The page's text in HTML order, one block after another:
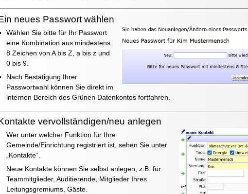
neues Passwort wählen
Wählen Sie bitte für Ihr Passwort
eine Kombination aus mindestens
8 Zeichen von A bis Z, a bis z und
0 bis 9.
Nach Bestätigung Ihrer
Passwortwahl können Sie direkt im
internen Bereich des Grünen Datenkontos fortfahren.
vervollständigen/neu anlegen
Wer unter welcher Funktion für Ihre
Gemeinde/Einrichtung registriert ist, sehen Sie unter
„Kontakte“.
Neue Kontakte können Sie selbst anlegen, z.B. für
Teammitglieder, Auditierende, Mitglieder Ihres
Leitungsgremiums, Gäste.